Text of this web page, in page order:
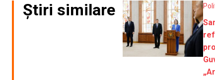
Știri similare